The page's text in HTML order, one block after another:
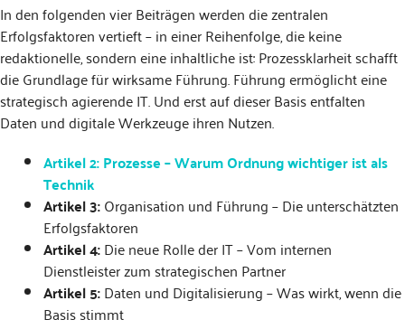
In den folgenden vier Beiträgen werden die zentralen
Erfolgsfaktoren vertieft – in einer Reihenfolge, die keine
redaktionelle, sondern eine inhaltliche ist: Prozessklarheit schafft
die Grundlage für wirksame Führung. Führung ermöglicht eine
strategisch agierende IT. Und erst auf dieser Basis entfalten
Daten und digitale Werkzeuge ihren Nutzen.
Artikel 2:Prozesse – Warum Ordnung wichtiger ist als
Technik
Artikel 3:Organisation und Führung – Die unterschätzten
Erfolgsfaktoren
Artikel 4:Die neue Rolle der IT – Vom internen
Dienstleister zum strategischen Partner
Artikel 5:Daten und Digitalisierung – Was wirkt, wenn die
Basis stimmt